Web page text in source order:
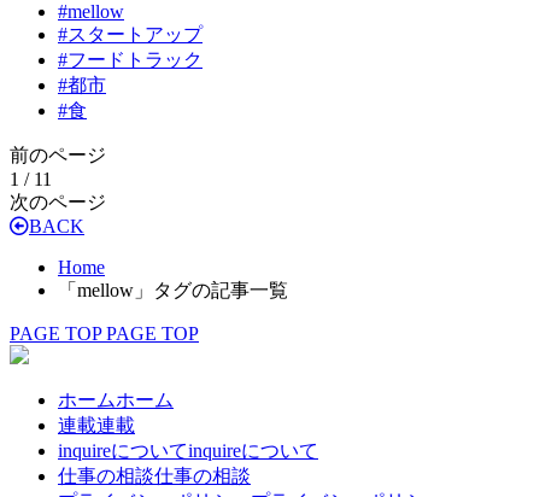
#mellow
#スタートアップ
#フードトラック
#都市
#食
前のページ
1 / 11
次のページ
BACK
Home
「mellow」タグの記事一覧
PAGE TOP PAGE TOP
ホームホーム
連載連載
inquireについてinquireについて
仕事の相談仕事の相談